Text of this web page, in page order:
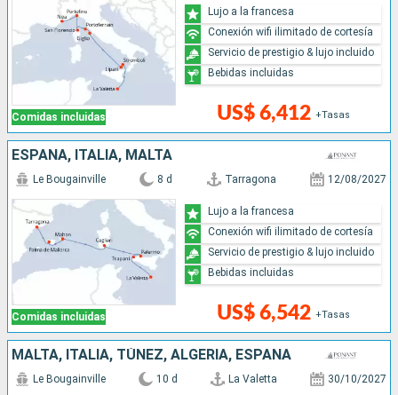
Comidas incluidas US$ 6,412 +Tasas
Lujo a la francesa
Conexión wifi ilimitado de cortesía
Servicio de prestigio & lujo incluido
Bebidas incluidas
ESPAÑA, ITALIA, MALTA
Comidas incluidas
Le Bougainville 8 d Tarragona 12/08/2027
US$ 6,542 +Tasas
Lujo a la francesa
Conexión wifi ilimitado de cortesía
Servicio de prestigio & lujo incluido
Bebidas incluidas
MALTA, ITALIA, TÚNEZ, ALGERIA, ESPAÑA
Le Bougainville 10 d La Valetta 30/10/2027